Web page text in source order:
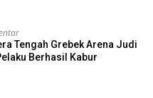
Tengah Grebek Arena Judi
Berhasil Kabur